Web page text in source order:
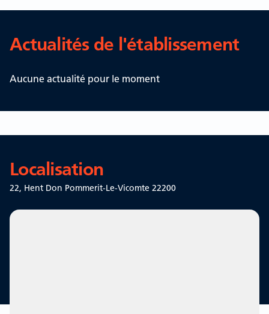
Actualités de l'établissement
Aucune actualité pour le moment
Localisation
22, Hent Don Pommerit-Le-Vicomte 22200